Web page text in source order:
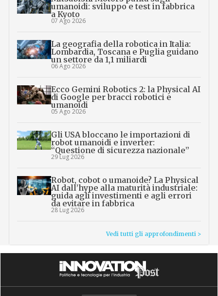
umanoidi: sviluppo e test in fabbrica
a Kyoto
07 Ago 2026
La geografia della robotica in Italia:
Lombardia, Toscana e Puglia guidano
un settore da 1,1 miliardi
06 Ago 2026
Ecco Gemini Robotics 2: la Physical AI
di Google per bracci robotici e
umanoidi
05 Ago 2026
Gli USA bloccano le importazioni di
robot umanoidi e inverter:
“Questione di sicurezza nazionale”
29 Lug 2026
Robot, cobot o umanoide? La Physical
AI dall’hype alla maturità industriale:
guida agli investimenti e agli errori
da evitare in fabbrica
28 Lug 2026
Vedi tutti gli approfondimenti >